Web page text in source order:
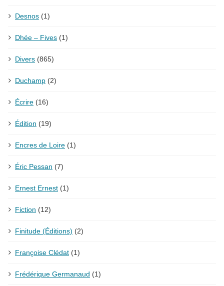
Desnos (1)
Dhée – Fives (1)
Divers (865)
Duchamp (2)
Écrire (16)
Édition (19)
Encres de Loire (1)
Éric Pessan (7)
Ernest Ernest (1)
Fiction (12)
Finitude (Éditions) (2)
Françoise Clédat (1)
Frédérique Germanaud (1)